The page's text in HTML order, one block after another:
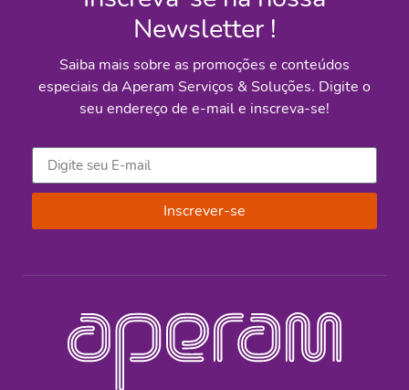
Newsletter !
Saiba mais sobre as promoções e conteúdos
especiais da Aperam Serviços & Soluções. Digite o
seu endereço de e-mail e inscreva-se!
Inscrever-se